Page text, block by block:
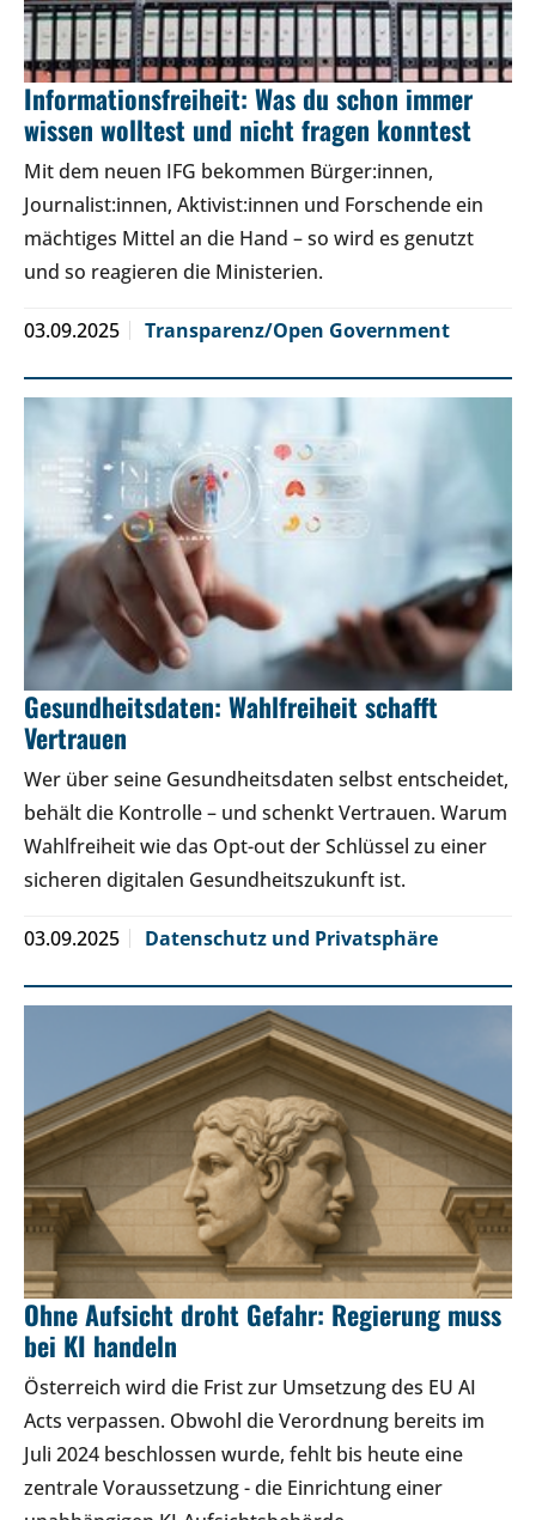
Informationsfreiheit: Was du schon immer
wissen wolltest und nicht fragen konntest
Mit dem neuen IFG bekommen Bürger:innen,
Journalist:innen, Aktivist:innen und Forschende ein
mächtiges Mittel an die Hand – so wird es genutzt
und so reagieren die Ministerien.
03.09.2025 Transparenz/Open Government
Gesundheitsdaten: Wahlfreiheit schafft
Vertrauen
Wer über seine Gesundheitsdaten selbst entscheidet,
behält die Kontrolle – und schenkt Vertrauen. Warum
Wahlfreiheit wie das Opt-out der Schlüssel zu einer
sicheren digitalen Gesundheitszukunft ist.
03.09.2025 Datenschutz und Privatsphäre
Ohne Aufsicht droht Gefahr: Regierung muss
bei KI handeln
Österreich wird die Frist zur Umsetzung des EU AI
Acts verpassen. Obwohl die Verordnung bereits im
Juli 2024 beschlossen wurde, fehlt bis heute eine
zentrale Voraussetzung - die Einrichtung einer